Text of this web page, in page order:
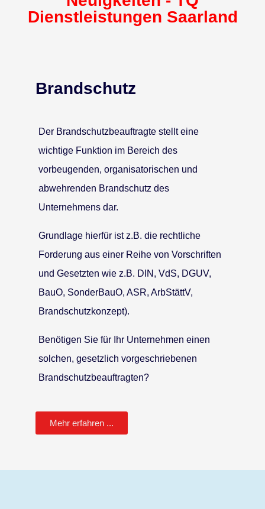
Dienstleistungen Saarland
Brandschutz
Der Brandschutzbeauftragte stellt eine
wichtige Funktion im Bereich des
vorbeugenden, organisatorischen und
abwehrenden Brandschutz des
Unternehmens dar.
Grundlage hierfür ist z.B. die rechtliche
Forderung aus einer Reihe von Vorschriften
und Gesetzten wie z.B. DIN, VdS, DGUV,
BauO, SonderBauO, ASR, ArbStättV,
Brandschutzkonzept).
Benötigen Sie für Ihr Unternehmen einen
solchen, gesetzlich vorgeschriebenen
Brandschutzbeauftragten?
Mehr erfahren ...